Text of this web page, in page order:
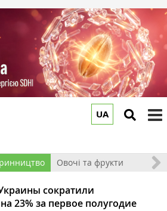
UA
Овочі та фрукти
сократили
23% за первое полугодие